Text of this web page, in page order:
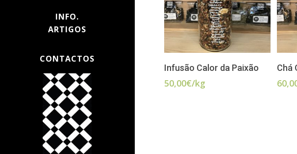
INFO.
ARTIGOS
CONTACTOS ADICIONAR
Infusão Calor da Paixão
50,00€/kg
Chá